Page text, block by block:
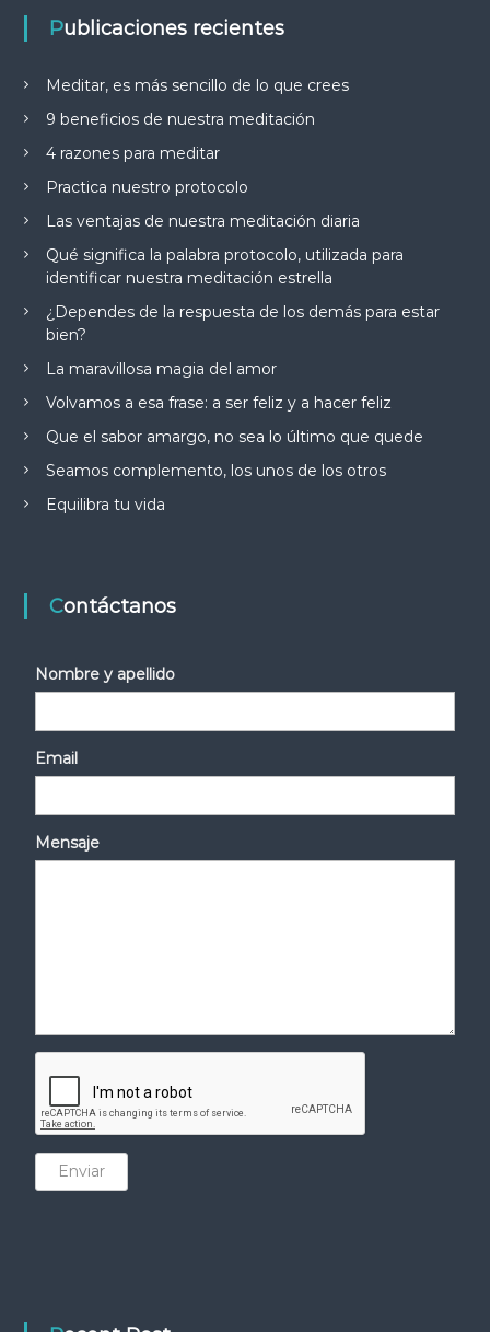
Publicaciones recientes
Meditar, es más sencillo de lo que crees
9 beneficios de nuestra meditación
4 razones para meditar
Practica nuestro protocolo
Las ventajas de nuestra meditación diaria
Qué significa la palabra protocolo, utilizada para
identificar nuestra meditación estrella
¿Dependes de la respuesta de los demás para estar
bien?
La maravillosa magia del amor
Volvamos a esa frase: a ser feliz y a hacer feliz
Que el sabor amargo, no sea lo último que quede
Seamos complemento, los unos de los otros
Equilibra tu vida
Contáctanos
Nombre y apellido
Email
Mensaje
Enviar